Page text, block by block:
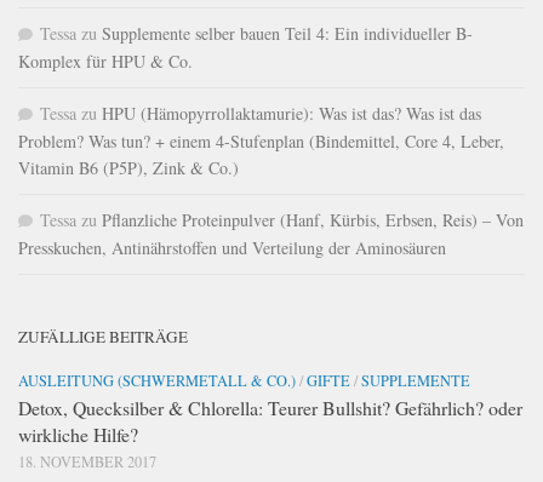
Tessa zu Supplemente selber bauen Teil 4: Ein individueller B-
Komplex für HPU & Co.
Tessa zu HPU (Hämopyrrollaktamurie): Was ist das? Was ist das
Problem? Was tun? + einem 4-Stufenplan (Bindemittel, Core 4, Leber,
Vitamin B6 (P5P), Zink & Co.)
Tessa zu Pflanzliche Proteinpulver (Hanf, Kürbis, Erbsen, Reis) – Von
Presskuchen, Antinährstoffen und Verteilung der Aminosäuren
ZUFÄLLIGE BEITRÄGE
AUSLEITUNG (SCHWERMETALL & CO.)/GIFTE/SUPPLEMENTE
Detox, Quecksilber & Chlorella: Teurer Bullshit? Gefährlich? oder
wirkliche Hilfe?
18. NOVEMBER 2017